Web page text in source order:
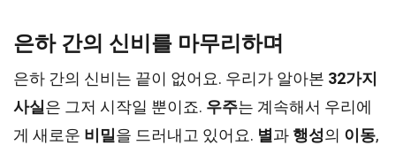
은하 간의 신비를 마무리하며
은하 간의 신비는 끝이 없어요. 우리가 알아본 32가지
사실 은 그저 시작일 뿐이죠. 우주는 계속해서 우리에
게 새로운 비밀 을 드러내고 있어요. 별 과 행성의 이동,